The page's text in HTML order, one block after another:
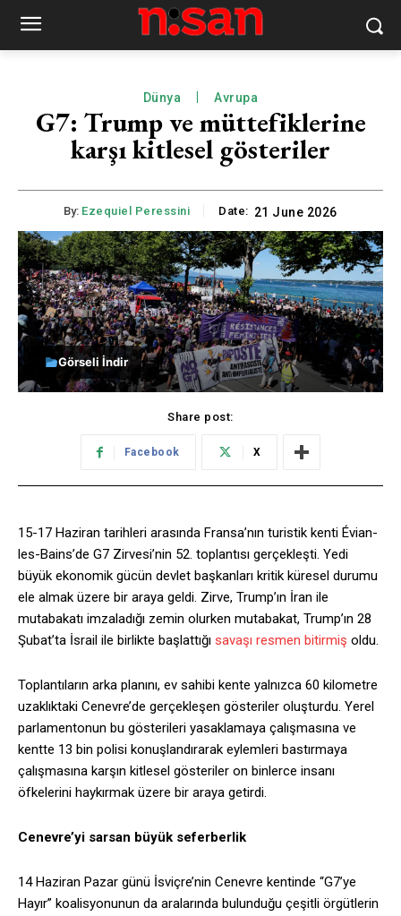
Dünya Avrupa
G7: Trump ve müttefiklerine
karşı kitlesel gösteriler
By: Ezequiel Peressini Date: 21 June 2026
Görseli İndir
Share post:
Facebook X
15-17 Haziran tarihleri arasında Fransa’nın turistik kenti Évian-
les-Bains’de G7 Zirvesi’nin 52. toplantısı gerçekleşti. Yedi
büyük ekonomik gücün devlet başkanları kritik küresel durumu
ele almak üzere bir araya geldi. Zirve, Trump’ın İran ile
mutabakatı imzaladığı zemin olurken mutabakat, Trump’ın 28
Şubat’ta İsrail ile birlikte başlattığı savaşı resmen bitirmiş oldu.
Toplantıların arka planını, ev sahibi kente yalnızca 60 kilometre
uzaklıktaki Cenevre’de gerçekleşen gösteriler oluşturdu. Yerel
parlamentonun bu gösterileri yasaklamaya çalışmasına ve
kentte 13 bin polisi konuşlandırarak eylemleri bastırmaya
çalışmasına karşın kitlesel gösteriler on binlerce insanı
öfkelerini haykırmak üzere bir araya getirdi.
Cenevre’yi sarsan büyük seferberlik
14 Haziran Pazar günü İsviçre’nin Cenevre kentinde “G7’ye
Hayır” koalisyonunun da aralarında bulunduğu çeşitli örgütlerin